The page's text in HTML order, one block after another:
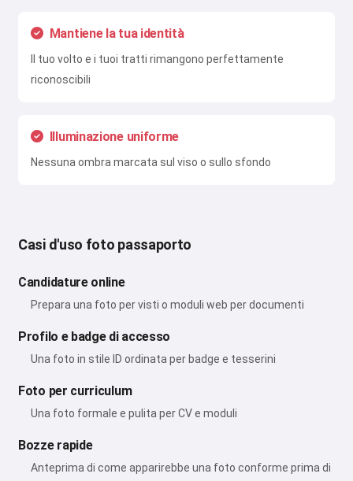
Mantiene la tua identità
Il tuo volto e i tuoi tratti rimangono perfettamente
riconoscibili
Illuminazione uniforme
Nessuna ombra marcata sul viso o sullo sfondo
Casi d'uso foto passaporto
Candidature online
Prepara una foto per visti o moduli web per documenti
Profilo e badge di accesso
Una foto in stile ID ordinata per badge e tesserini
Foto per curriculum
Una foto formale e pulita per CV e moduli
Bozze rapide
Anteprima di come apparirebbe una foto conforme prima di